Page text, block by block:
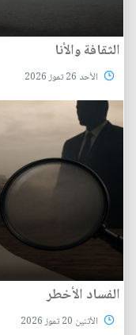
الثقافة والأنا
الأحد 26 تموز 2026
الفساد الأخطر
الأثنين 20 تموز 2026